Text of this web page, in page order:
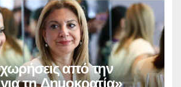
από την
τη Δημοκρατία»